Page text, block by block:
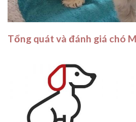
Tổng quát và đánh giá chó